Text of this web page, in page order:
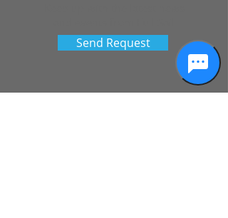
Send Request